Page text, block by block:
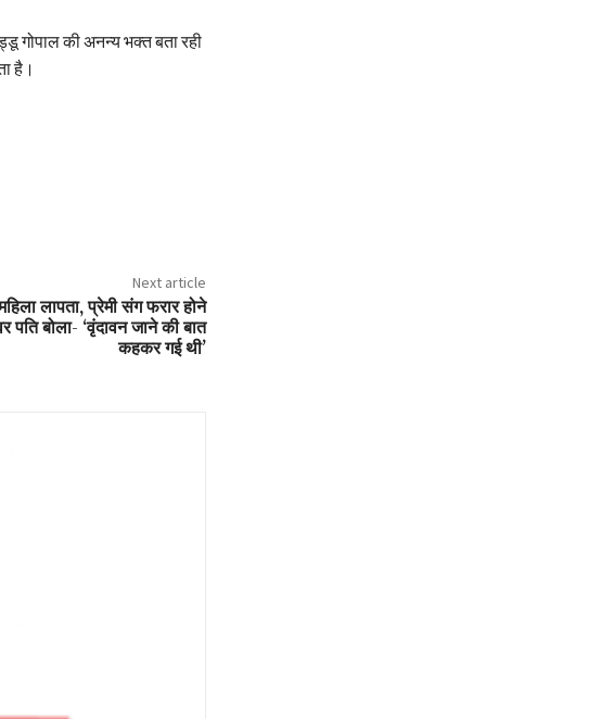
गोपाल की अनन्य भक्त बता रही
है।
Next article
लापता, प्रेमी संग फरार होने
बोला- ‘वृंदावन जाने की बात
कहकर गई थी’